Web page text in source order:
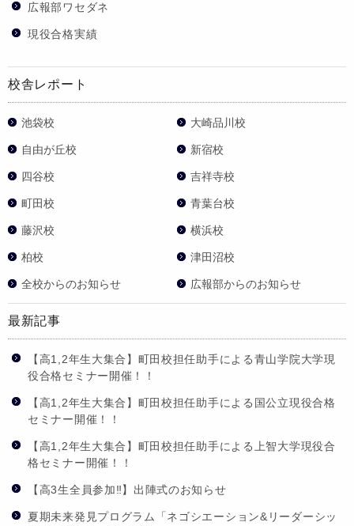
広報部ワセダネ
現役合格実績
校舎レポート
池袋校 大崎品川校
自由が丘校 新宿校
四谷校 吉祥寺校
町田校 青葉台校
藤沢校 横浜校
柏校 津田沼校
全校からのお知らせ 広報部からのお知らせ
最新記事
【高1,2年生大集合】町田校担任助手による青山学院大学現
役合格セミナー開催！！
【高1,2年生大集合】町田校担任助手による国公立現役合格
セミナー開催！！
【高1,2年生大集合】町田校担任助手による上智大学現役合
格セミナー開催！！
【高3生全員参加‼】出陣式のお知らせ
夏期未来発見プログラム「ネゴシエーション&リーダーシッ